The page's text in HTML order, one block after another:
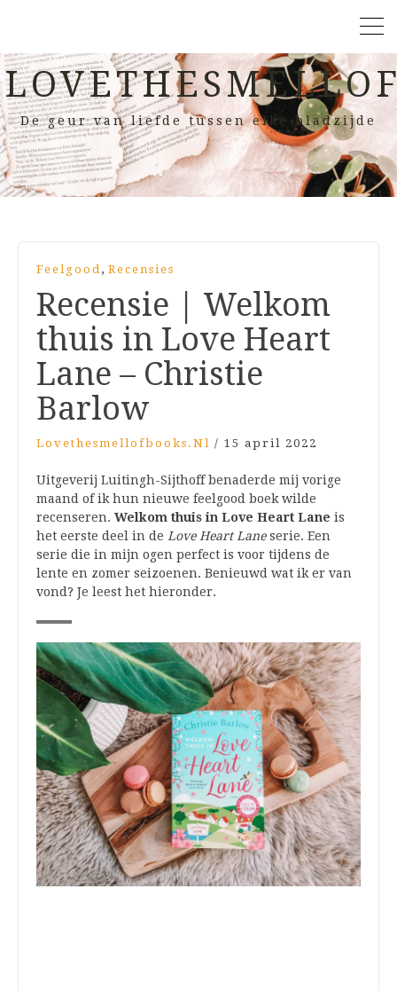
De geur van liefde tussen elke bladzijde
Feelgood, Recensies
Recensie | Welkom
thuis in Love Heart
Lane – Christie
Barlow
Lovethesmellofbooks.nl / 15 april 2022
Uitgeverij Luitingh-Sijthoff benaderde mij vorige
maand of ik hun nieuwe feelgood boek wilde
recenseren. Welkom thuis in Love Heart Lane is
het eerste deel in de Love Heart Laneserie. Een
serie die in mijn ogen perfect is voor tijdens de
lente en zomer seizoenen. Benieuwd wat ik er van
vond? Je leest het hieronder.